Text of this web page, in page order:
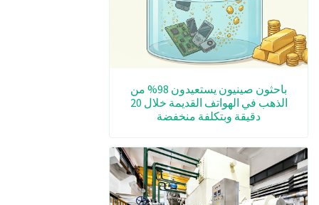
باحثون صينيون يستعيدون 98% من
الذهب في الهواتف القديمة خلال 20
دقيقة وبتكلفة منخفضة